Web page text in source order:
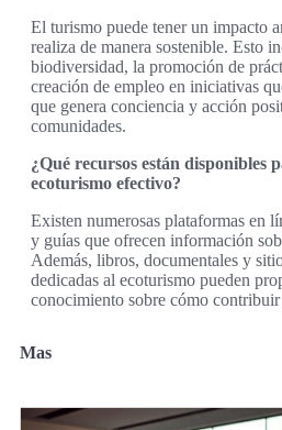
El turismo puede tener un impacto
realiza de manera sostenible. Esto
biodiversidad, la promoción de
creación de empleo en iniciativas
que genera conciencia y acción
comunidades.
¿Qué recursos están disponibles
ecoturismo efectivo?
Existen numerosas plataformas en
y guías que ofrecen información
Además, libros, documentales y
dedicadas al ecoturismo pueden
conocimiento sobre cómo
Mas